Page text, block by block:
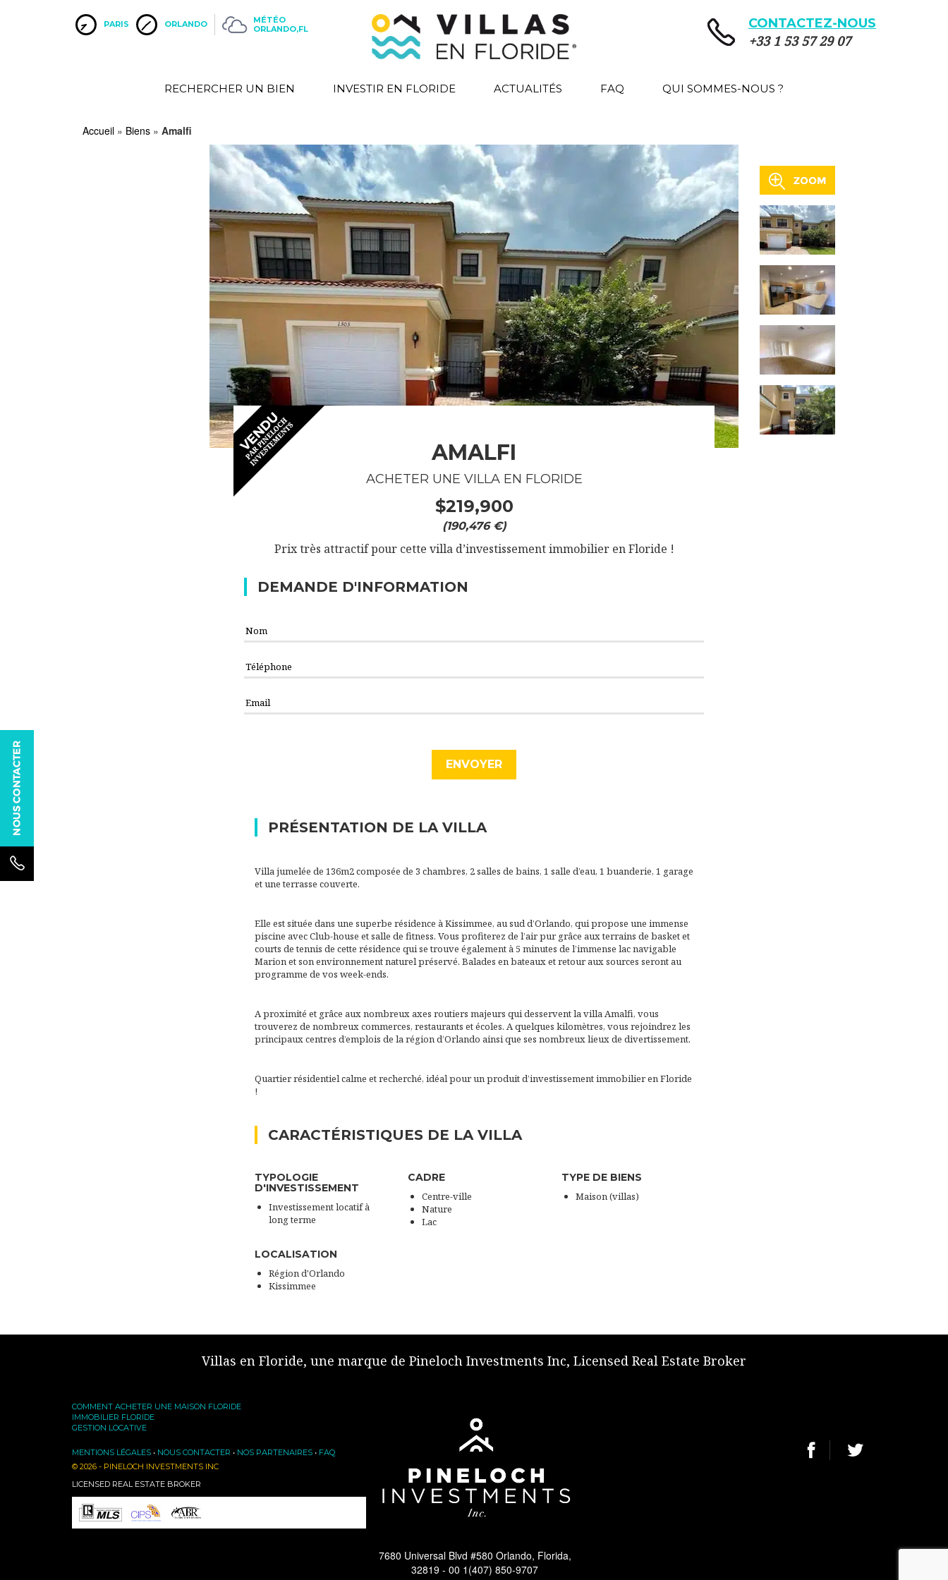
PARIS ORLANDO
MÉTÉO
ORLANDO,FL
CONTACTEZ-NOUS
+33 1 53 57 29 07
RECHERCHER UN BIEN INVESTIR EN FLORIDE ACTUALITÉS FAQ QUI SOMMES-NOUS ?
Accueil » Biens » Amalfi
AMALFI
ACHETER UNE VILLA EN FLORIDE
$219,900
(190,476 €)
Prix très attractif pour cette villa d’investissement immobilier en Floride !
DEMANDE D'INFORMATION
PRÉSENTATION DE LA VILLA
Villa jumelée de 136m2 composée de 3 chambres, 2 salles de bains, 1 salle d’eau, 1 buanderie, 1 garage
et une terrasse couverte.
Elle est située dans une superbe résidence à Kissimmee, au sud d’Orlando, qui propose une immense
piscine avec Club-house et salle de fitness. Vous profiterez de l’air pur grâce aux terrains de basket et
courts de tennis de cette résidence qui se trouve également à 5 minutes de l’immense lac navigable
Marion et son environnement naturel préservé. Balades en bateaux et retour aux sources seront au
programme de vos week-ends.
A proximité et grâce aux nombreux axes routiers majeurs qui desservent la villa Amalfi, vous
trouverez de nombreux commerces, restaurants et écoles. A quelques kilomètres, vous rejoindrez les
principaux centres d’emplois de la région d’Orlando ainsi que ses nombreux lieux de divertissement.
Quartier résidentiel calme et recherché, idéal pour un produit d’investissement immobilier en Floride
!
CARACTÉRISTIQUES DE LA VILLA
TYPOLOGIE
D'INVESTISSEMENT
Investissement locatif à
long terme
CADRE
Centre-ville
Nature
Lac
TYPE DE BIENS
Maison (villas)
LOCALISATION
Région d'Orlando
Kissimmee
Villas en Floride, une marque de Pineloch Investments Inc, Licensed Real Estate Broker
COMMENT ACHETER UNE MAISON FLORIDE
IMMOBILIER FLORIDE
GESTION LOCATIVE
MENTIONS LÉGALES • NOUS CONTACTER • NOS PARTENAIRES • FAQ
© 2026 - PINELOCH INVESTMENTS INC
LICENSED REAL ESTATE BROKER
7680 Universal Blvd #580 Orlando, Florida,
32819 - 00 1(407) 850-9707